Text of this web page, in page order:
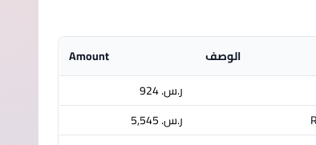
الوصف
Amount
ر.س.‏ 924
ر.س.‏ 5,545